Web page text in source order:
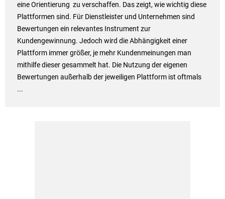
eine Orientierung zu verschaffen. Das zeigt, wie wichtig diese
Plattformen sind. Für Dienstleister und Unternehmen sind
Bewertungen ein relevantes Instrument zur
Kundengewinnung. Jedoch wird die Abhängigkeit einer
Plattform immer größer, je mehr Kundenmeinungen man
mithilfe dieser gesammelt hat. Die Nutzung der eigenen
Bewertungen außerhalb der jeweiligen Plattform ist oftmals
...